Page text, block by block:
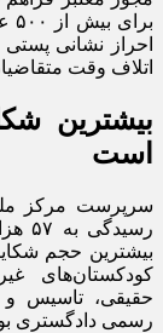
احراز نشانی
اتلاف وقت
بیشترین
است
سرپرست مرکز
بیشترین حجم
کودکستان‌های
حقیقی، تاسیس و
رسمی دادگستری